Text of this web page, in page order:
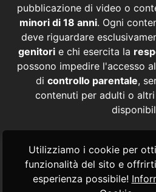
pubblicazione di video o
minori di 18 anni. Ogni
deve riguardare
genitorie chi esercita la
possono impedire l'accesso
di controllo parentale,
contenuti per adulti o
Amatoriali -
Utilizziamo i cookie per
funzionalità del sito e
esperienza possibile!